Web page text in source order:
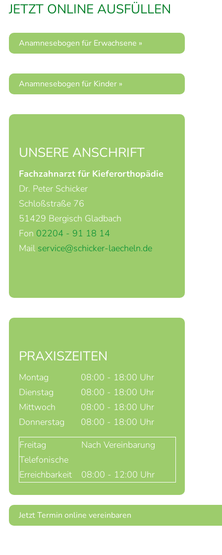
JETZT ONLINE AUSFÜLLEN
Anamnesebogen für Erwachsene »
Anamnesebogen für Kinder »
UNSERE ANSCHRIFT
Fachzahnarzt für Kieferorthopädie
Dr. Peter Schicker
Schloßstraße 76
51429 Bergisch Gladbach
Fon 02204 - 91 18 14
Mail service@schicker-laecheln.de
PRAXISZEITEN
Montag
08:00 - 18:00 Uhr
Dienstag
08:00 - 18:00 Uhr
Mittwoch
08:00 - 18:00 Uhr
Donnerstag
08:00 - 18:00 Uhr
Freitag
Nach Vereinbarung
Telefonische
Erreichbarkeit
08:00 - 12:00 Uhr
Jetzt Termin online vereinbaren